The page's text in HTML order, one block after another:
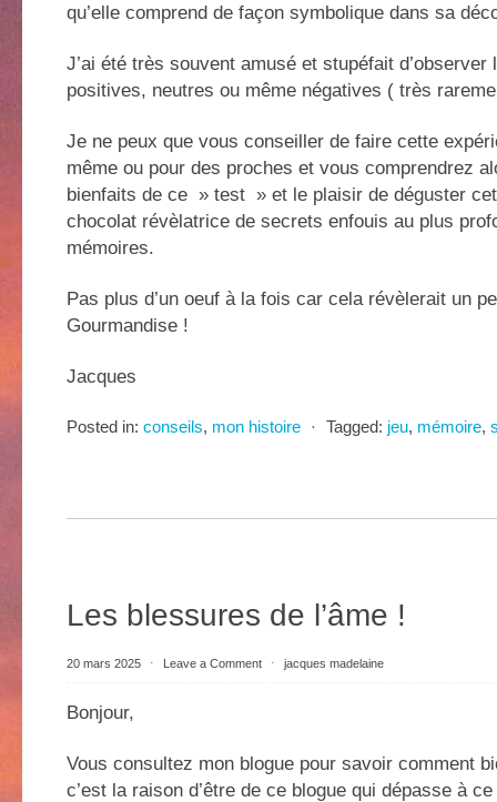
qu’elle comprend de façon symbolique dans sa
J’ai été très souvent amusé et stupéfait d’observer
positives, neutres ou même négatives ( très
Je ne peux que vous conseiller de faire cette
même ou pour des proches et vous comprendrez
bienfaits de ce » test » et le plaisir de déguster
chocolat révèlatrice de secrets enfouis au plus
mémoires.
Pas plus d’un oeuf à la fois car cela révèlerait un
Gourmandise !
Jacques
Posted in: conseils, mon histoire ⋅ Tagged: jeu, mémoire,
Les blessures de l’âme !
20 mars 2025 ⋅ Leave a Comment ⋅ jacques madelaine
Bonjour,
Vous consultez mon blogue pour savoir comment
c’est la raison d’être de ce blogue qui dépasse à